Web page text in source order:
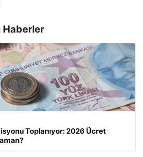
Haberler
Toplanıyor: 2026 Ücret